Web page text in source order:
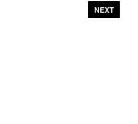
NEXT